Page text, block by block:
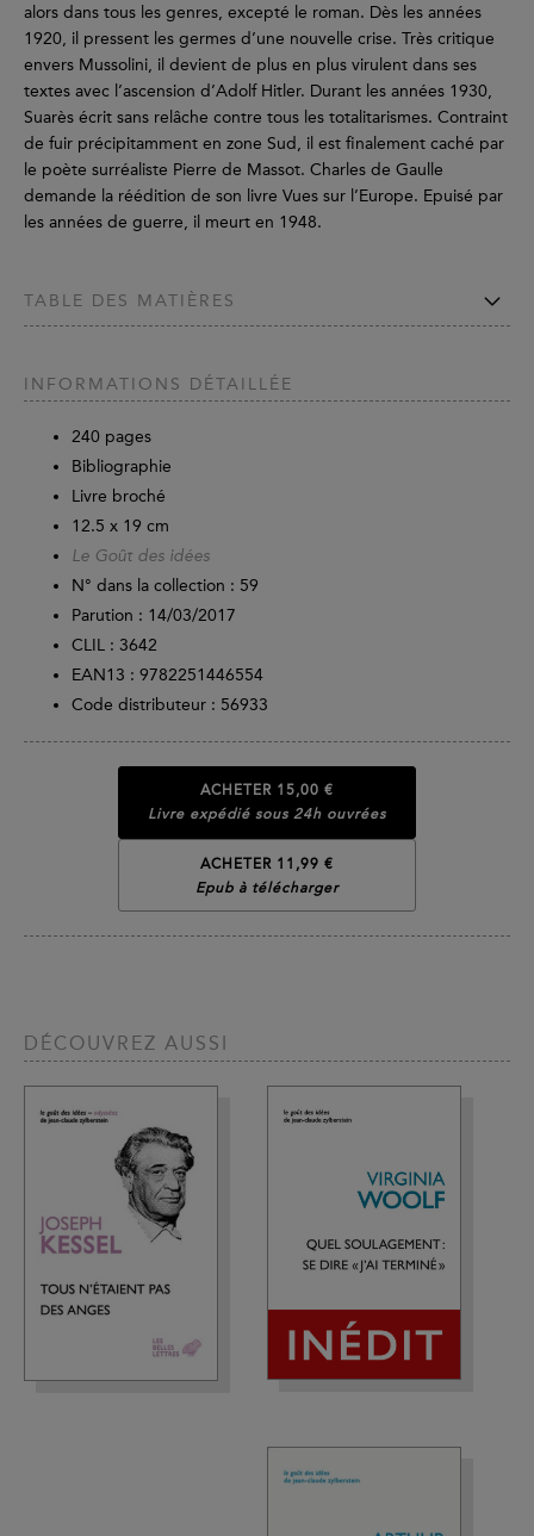
alors dans tous les genres, excepté le roman. Dès les années
1920, il pressent les germes d’une nouvelle crise. Très critique
envers Mussolini, il devient de plus en plus virulent dans ses
textes avec l’ascension d’Adolf Hitler. Durant les années 1930,
Suarès écrit sans relâche contre tous les totalitarismes. Contraint
de fuir précipitamment en zone Sud, il est finalement caché par
le poète surréaliste Pierre de Massot. Charles de Gaulle
demande la réédition de son livre Vues sur l’Europe. Epuisé par
les années de guerre, il meurt en 1948.
TABLE DES MATIÈRES
INFORMATIONS DÉTAILLÉE
240 pages
Bibliographie
Livre broché
12.5 x 19 cm
Le Goût des idées
N° dans la collection : 59
Parution : 14/03/2017
CLIL : 3642
EAN13 : 9782251446554
Code distributeur : 56933
ACHETER 15,00 €
Livre expédié sous 24h ouvrées
ACHETER 11,99 €
Epub à télécharger
DÉCOUVREZ AUSSI